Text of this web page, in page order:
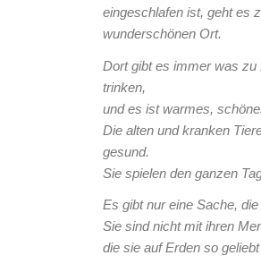
eingeschlafen ist, geht es
wunderschönen Ort.
Dort gibt es immer was zu
trinken,
und es ist warmes,
Die alten und kranken
gesund.
Sie spielen den ganzen
Es gibt nur eine Sache,
Sie sind nicht mit ihren
die sie auf Erden so